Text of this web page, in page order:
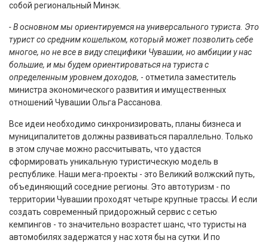
собой региональный Минэк.
- В основном мы ориентируемся на универсального туриста. Это
турист со средним кошельком, который может позволить себе
многое, но не все в виду специфики Чувашии, но амбиции у нас
большие, и мы будем ориентироваться на туриста с
определенным уровнем доходов, - отметила заместитель
министра экономического развития и имущественных
отношений Чувашии Ольга Рассанова.
Все идеи необходимо синхронизировать, планы бизнеса и
муниципалитетов должны развиваться параллельно. Только
в этом случае можно рассчитывать, что удастся
сформировать уникальную туристическую модель в
республике. Наши мега-проекты - это Великий волжский путь,
объединяющий соседние регионы. Это автотуризм - по
территории Чувашии проходят четыре крупные трассы. И если
создать современный придорожный сервис с сетью
кемпингов - то значительно возрастет шанс, что туристы на
автомобилях задержатся у нас хотя бы на сутки. И по